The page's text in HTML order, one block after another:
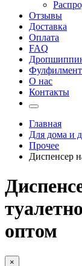
Отзывы
Доставка
Оплата
FAQ
Фулфилмент
О нас
Контакты
Главная
Для дома и
Прочее
Диспенсер
оптом
×